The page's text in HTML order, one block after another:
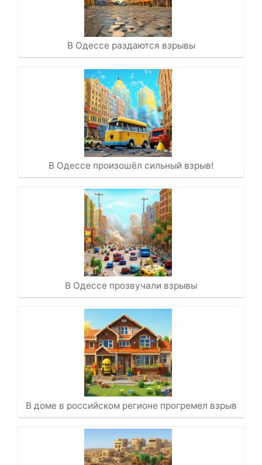
В Одессе раздаются взрывы
В Одессе произошёл сильный взрыв!
В Одессе прозвучали взрывы
В доме в российском регионе прогремел взрыв